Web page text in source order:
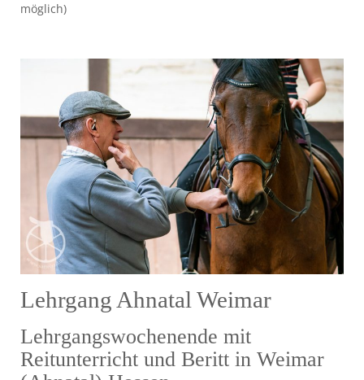
möglich)
Lehrgang Ahnatal Weimar
Lehrgangswochenende mit
Reitunterricht und Beritt in Weimar